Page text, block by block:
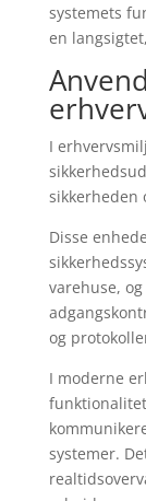
systemets
en
I
sikkerheden
Disse
varehuse,
og
I moderne
systemer.